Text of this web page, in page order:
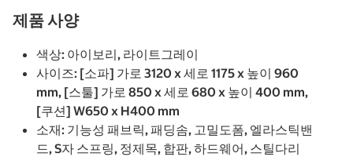
제품 사양
색상: 아이보리, 라이트그레이
사이즈: [소파] 가로 3120 x 세로 1175 x 높이 960
mm, [스툴] 가로 850 x 세로 680 x 높이 400 mm,
[쿠션] W650 x H400 mm
소재: 기능성 패브릭, 패딩솜, 고밀도폼, 엘라스틱밴
드, S자 스프링, 정제목, 합판, 하드웨어, 스틸다리